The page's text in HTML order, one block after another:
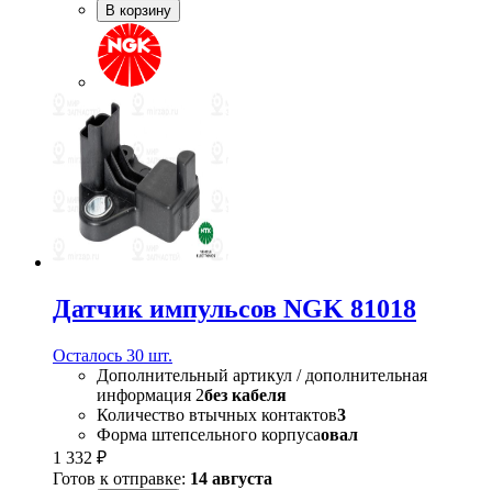
В корзину
Датчик импульсов NGK 81018
Осталось 30 шт.
Дополнительный артикул / дополнительная
информация 2без кабеля
Количество втычных контактов3
Форма штепсельного корпусаовал
1 332 ₽
Готов к отправке: 14 августа